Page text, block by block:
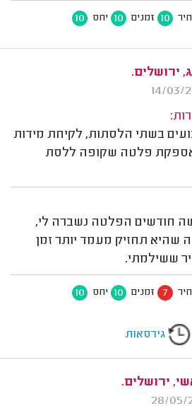
10 זמנים 10 יחס 10
ירושלים.
בשתי הלסתות, לקיחת מידות
פלטה שקופה ללסת
חודשים הפלטה נשברה לי,
שהיא תחזיק מעמד יותר זמן
ששילמתי.
7 זמנים 10 יחס 10
גירסאות
ירושלים.